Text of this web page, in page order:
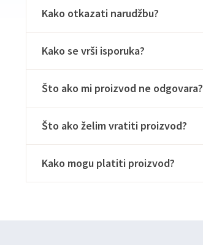
Kako otkazati narudžbu?
Kako se vrši isporuka?
Što ako mi proizvod ne odgovara?
Što ako želim vratiti proizvod?
Kako mogu platiti proizvod?